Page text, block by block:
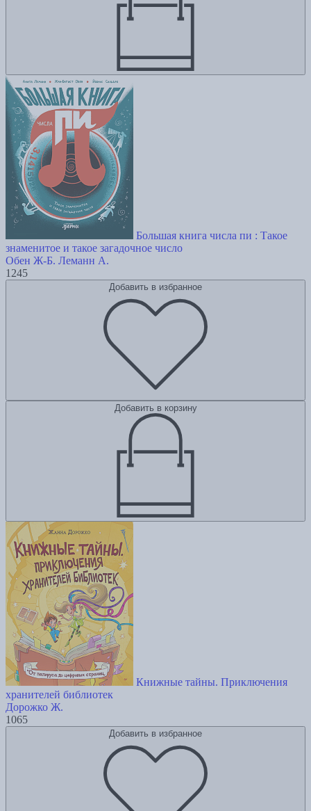
Большая книга числа пи : Такое
знаменитое и такое загадочное число
Обен Ж-Б. Леманн А.
1245
Добавить в избранное
Добавить в корзину
Книжные тайны. Приключения
хранителей библиотек
Дорожко Ж.
1065
Добавить в избранное